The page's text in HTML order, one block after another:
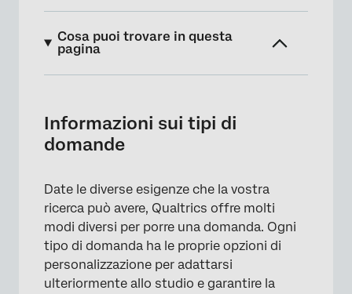
Cosa puoi trovare in questa
pagina
Lista delle tipologie di domande
Importa da libreria
Domande disponibili per ogni tipo di
progetto
FAQs
Informazioni sui tipi di
domande
Date le diverse esigenze che la vostra
ricerca può avere, Qualtrics offre molti
modi diversi per porre una domanda. Ogni
tipo di domanda ha le proprie opzioni di
personalizzazione per adattarsi
ulteriormente allo studio e garantire la